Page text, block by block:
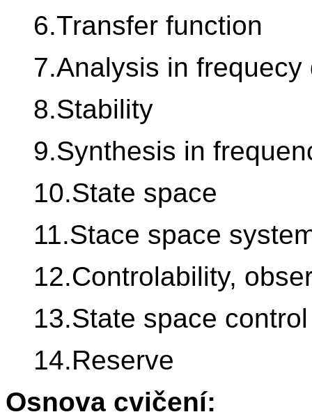
6.Transfer function
7.Analysis in frequecy
8.Stability
9.Synthesis in
10.State space
11.Stace space
12.Controlability,
13.State space control
14.Reserve
Osnova cvičení: